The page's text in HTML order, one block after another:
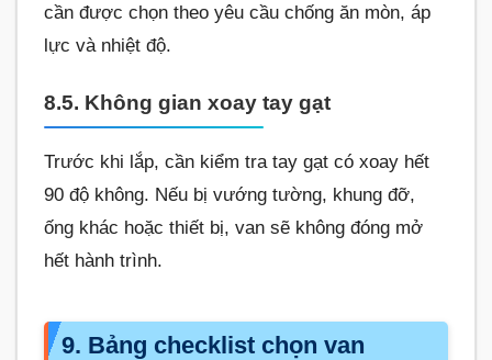
cần được chọn theo yêu cầu chống ăn mòn, áp
lực và nhiệt độ.
8.5. Không gian xoay tay gạt
Trước khi lắp, cần kiểm tra tay gạt có xoay hết
90 độ không. Nếu bị vướng tường, khung đỡ,
ống khác hoặc thiết bị, van sẽ không đóng mở
hết hành trình.
9. Bảng checklist chọn van